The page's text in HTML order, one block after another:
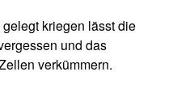
kriegen lässt die
und das
verkümmern.